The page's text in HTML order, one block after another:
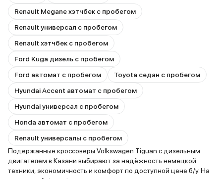
Renault Megane хэтчбек с пробегом
Renault универсал с пробегом
Renault хэтчбек с пробегом
Ford Kuga дизель с пробегом
Ford автомат с пробегом
Toyota седан с пробегом
Hyundai Accent автомат с пробегом
Hyundai универсал с пробегом
Honda автомат с пробегом
Renault универсалы с пробегом
Подержанные кроссоверы Volkswagen Tiguan с дизельным
двигателем в Казани выбирают за надёжность немецкой
техники, экономичность и комфорт по доступной цене б/у. На